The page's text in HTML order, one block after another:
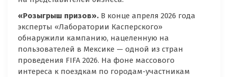
«Розыгрыш призов». В конце апреля 2026 года
эксперты «Лаборатории Касперского»
обнаружили кампанию, нацеленную на
пользователей в Мексике — одной из стран
проведения FIFA 2026. На фоне массового
интереса к поездкам по городам-участникам